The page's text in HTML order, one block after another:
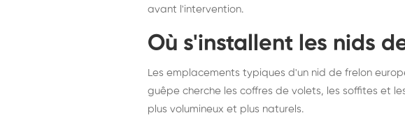
avant l'intervention.
Où s'installent les nids
Les emplacements typiques d'un nid de frelon
guêpe cherche les coffres de volets, les soffites et
plus volumineux et plus naturels.